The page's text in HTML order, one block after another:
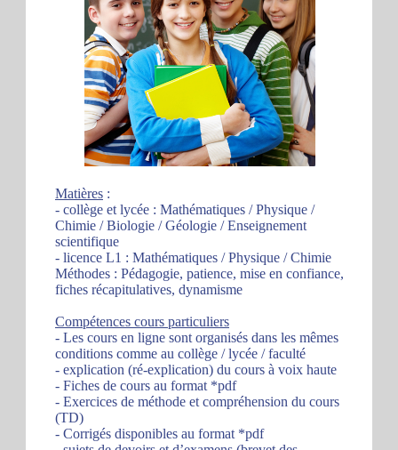
Matières :
- collège et lycée : Mathématiques / Physique /
Chimie / Biologie / Géologie / Enseignement
scientifique
- licence L1 : Mathématiques / Physique / Chimie
Méthodes : Pédagogie, patience, mise en confiance,
fiches récapitulatives, dynamisme
Compétences cours particuliers
- Les cours en ligne sont organisés dans les mêmes
conditions comme au collège / lycée / faculté
- explication (ré-explication) du cours à voix haute
- Fiches de cours au format *pdf
- Exercices de méthode et compréhension du cours
(TD)
- Corrigés disponibles au format *pdf